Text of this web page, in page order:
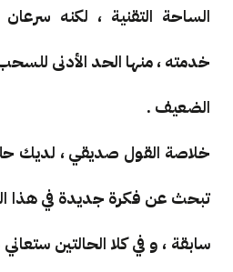
الساحة التقنية ، لكنه
خدمته ، منها الحد الأدنى
الضعيف .
خلاصة القول صديقي ، لديك
تبحث عن فكرة جديدة في هذا
سابقة ، و في كلا الحالتين